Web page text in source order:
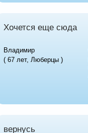
Хочется еще сюда
Владимир
( 67 лет, Люберцы )
вернусь